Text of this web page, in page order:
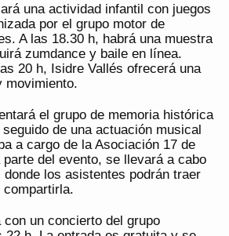
una actividad infantil con juegos
por el grupo motor de
A las 18.30 h, habrá una muestra
zumdance y baile en línea.
20 h, Isidre Vallés ofrecerá una
movimiento.
el grupo de memoria histórica
de una actuación musical
a cargo de la Asociación 17 de
del evento, se llevará a cabo
los asistentes podrán traer
un concierto del grupo